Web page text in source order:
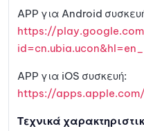
APP για Android
https://
APP για iOS συσκευή:
https://
Τεχνικά